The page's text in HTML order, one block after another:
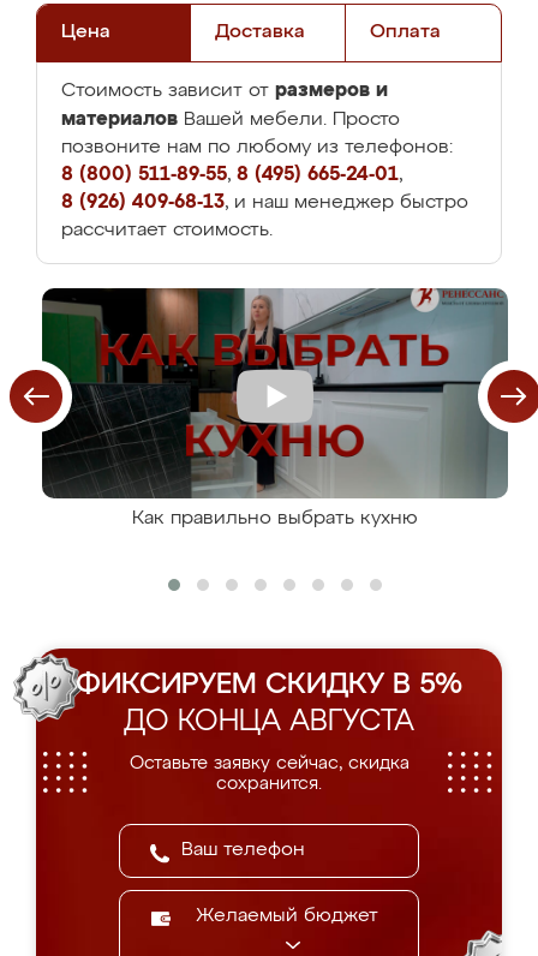
Цена Доставка Оплата
Стоимость зависит от размеров и
материалов Вашей мебели. Просто
позвоните нам по любому из телефонов:
8 (800) 511-89-55, 8 (495) 665-24-01,
8 (926) 409-68-13, и наш менеджер быстро
рассчитает стоимость.
Как правильно выбрать кухню
ФИКСИРУЕМ СКИДКУ В 5%
ДО КОНЦА АВГУСТА
Оставьте заявку сейчас, скидка
сохранится.
Желаемый бюджет